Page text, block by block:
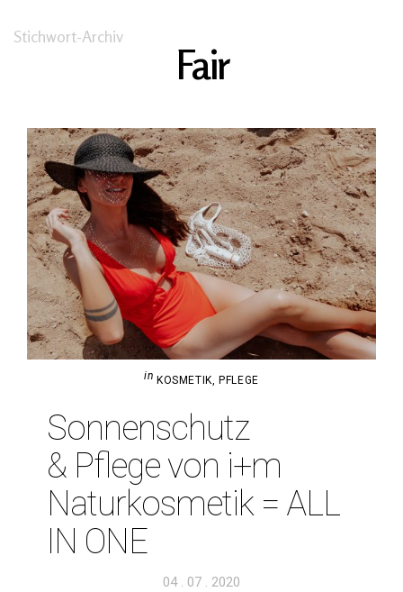
Stichwort-Archiv
Fair
in KOSMETIK, PFLEGE
Son­nen­schutz
& Pflege von i+m
Natur­kos­metik = ALL
IN ONE
Veröffentlicht
04 . 07 . 2020